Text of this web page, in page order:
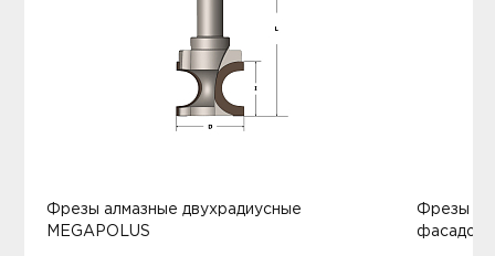
Фрезы алмазные двухрадиусные
MEGAPOLUS
Фрезы
фасадов